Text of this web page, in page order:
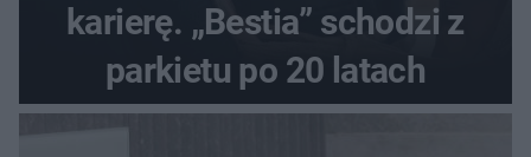
karierę. „Bestia” schodzi z
parkietu po 20 latach